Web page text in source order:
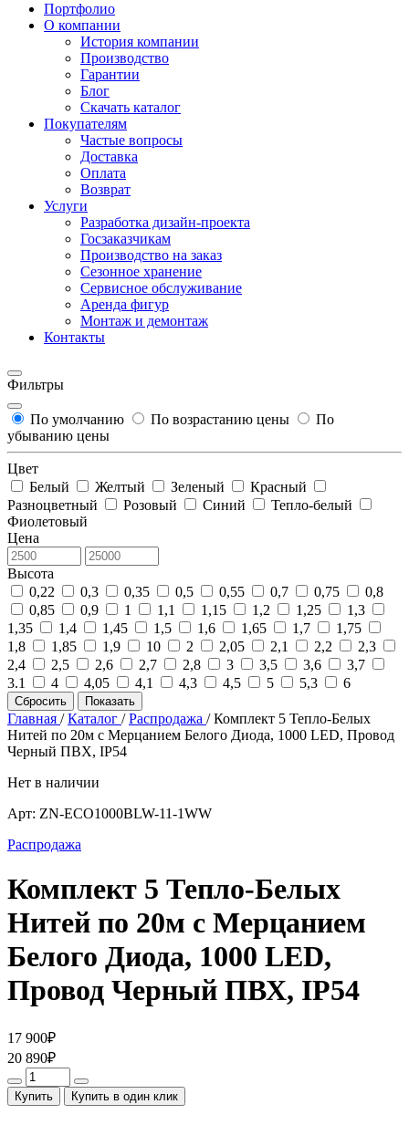
Портфолио
О компании
История компании
Производство
Гарантии
Блог
Скачать каталог
Покупателям
Частые вопросы
Доставка
Оплата
Возврат
Услуги
Разработка дизайн-проекта
Госзаказчикам
Производство на заказ
Сезонное хранение
Сервисное обслуживание
Аренда фигур
Монтаж и демонтаж
Контакты
Фильтры
По умолчанию По возрастанию цены
По
убыванию цены
Цвет
Белый
Желтый Зеленый
Красный
Разноцветный
Розовый Синий
Тепло-белый
Фиолетовый
Цена
Высота
0,22
0,3 0,35 0,5 0,55 0,7 0,75
0,8
0,85
0,9 1 1,1 1,15 1,2 1,25
1,3
1,35
1,4 1,45 1,5 1,6 1,65 1,7
1,75
1,8
1,85 1,9 10 2 2,05 2,1 2,2
2,3
2,4
2,5 2,6 2,7 2,8 3 3,5 3,6
3,7
3.1
4 4,05 4,1 4,3 4,5 5 5,3 6
Сбросить Показать
Главная /Каталог /Распродажа /Комплект 5 Тепло-Белых
Нитей по 20м с Мерцанием Белого Диода, 1000 LED, Провод
Черный ПВХ, IP54
Нет в наличии
Арт: ZN-ECO1000BLW-11-1WW
Распродажа
Комплект 5 Тепло-Белых
Нитей по 20м с Мерцанием
Белого Диода, 1000 LED,
Провод Черный ПВХ, IP54
17 900₽
20 890₽
Купить Купить в один клик